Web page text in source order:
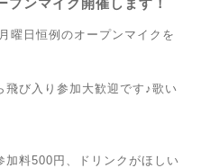
ンマイク開催します！
曜日恒例のオープンマイクを
び入り参加大歓迎です♪歌い
加料500円、ドリンクがほしい